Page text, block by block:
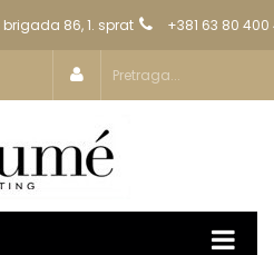
brigada 86, 1. sprat +381 63 80 400